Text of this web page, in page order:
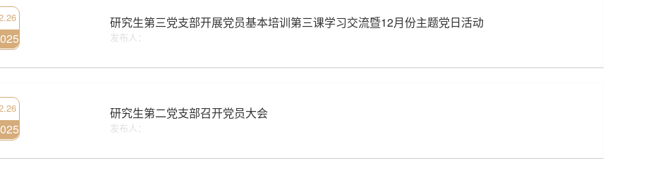
研究生第三党支部开展党员基本培训第三课学习交流暨12月份主题党日活动
发布人：
研究生第二党支部召开党员大会
发布人：